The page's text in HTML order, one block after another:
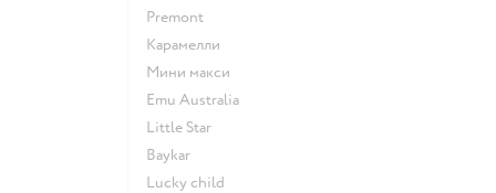
Premont
Карамелли
Мини макси
Emu Australia
Little Star
Baykar
Lucky child